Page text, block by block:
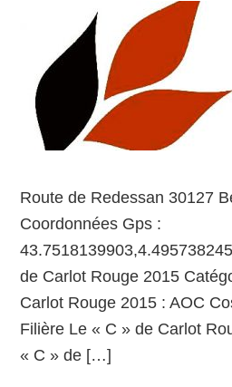
Route de Redessan 30127
Coordonnées Gps :
de Carlot Rouge 2015
Carlot Rouge 2015 : AOC
Filière Le « C » de Carlot
« C » de […]